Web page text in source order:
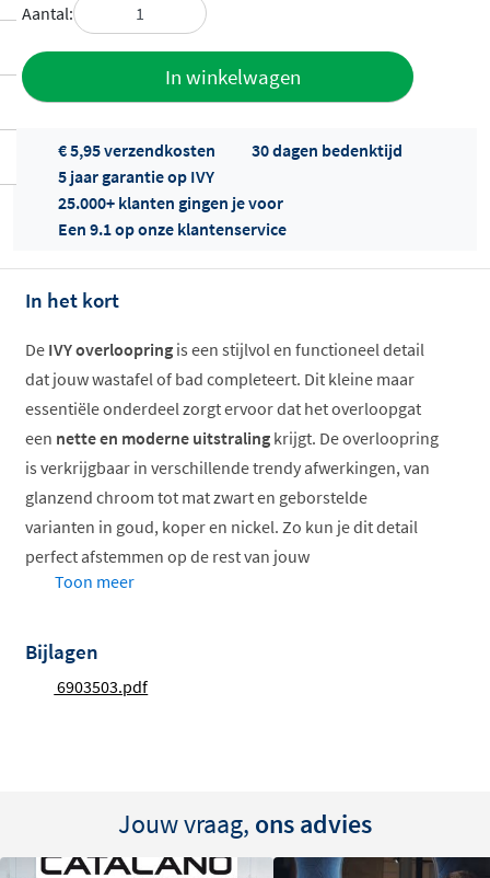
Aantal:
In winkelwagen
Offertes
€ 5,95 verzendkosten
30 dagen bedenktijd
5 jaar garantie op IVY
25.000+ klanten gingen je voor
Een 9.1 op onze klantenservice
In het kort
De IVY overloopring is een stijlvol en functioneel detail
dat jouw wastafel of bad completeert. Dit kleine maar
essentiële onderdeel zorgt ervoor dat het overloopgat
een nette en moderne uitstraling krijgt. De overloopring
is verkrijgbaar in verschillende trendy afwerkingen, van
glanzend chroom tot mat zwart en geborstelde
varianten in goud, koper en nickel. Zo kun je dit detail
perfect afstemmen op de rest van jouw
badkameraccessoires en kranen.
Verkrijgbaar in diverse kleuren
Hoogwaardige afwerking
Een badkamer is pas echt compleet als ook de kleinste
details kloppen. DeIVY overloopringgeeft het
Toon meer
Bijlagen
6903503.pdf
Jouw vraag, ons advies